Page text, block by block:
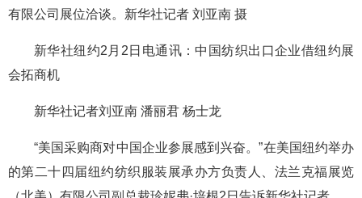
有限公司展位洽谈。新华社记者 刘亚南 摄
新华社纽约2月2日电通讯：中国纺织出口企业借纽约展
会拓商机
新华社记者刘亚南 潘丽君 杨士龙
“美国采购商对中国企业参展感到兴奋。”在美国纽约举办
的第二十四届纽约纺织服装展承办方负责人、法兰克福展览